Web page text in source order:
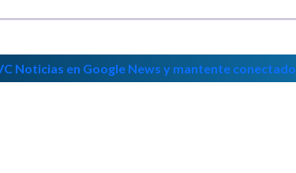
Noticias en Google News y mantente conectado